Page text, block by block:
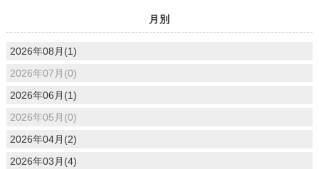
月別
2026年08月(1)
2026年07月(0)
2026年06月(1)
2026年05月(0)
2026年04月(2)
2026年03月(4)